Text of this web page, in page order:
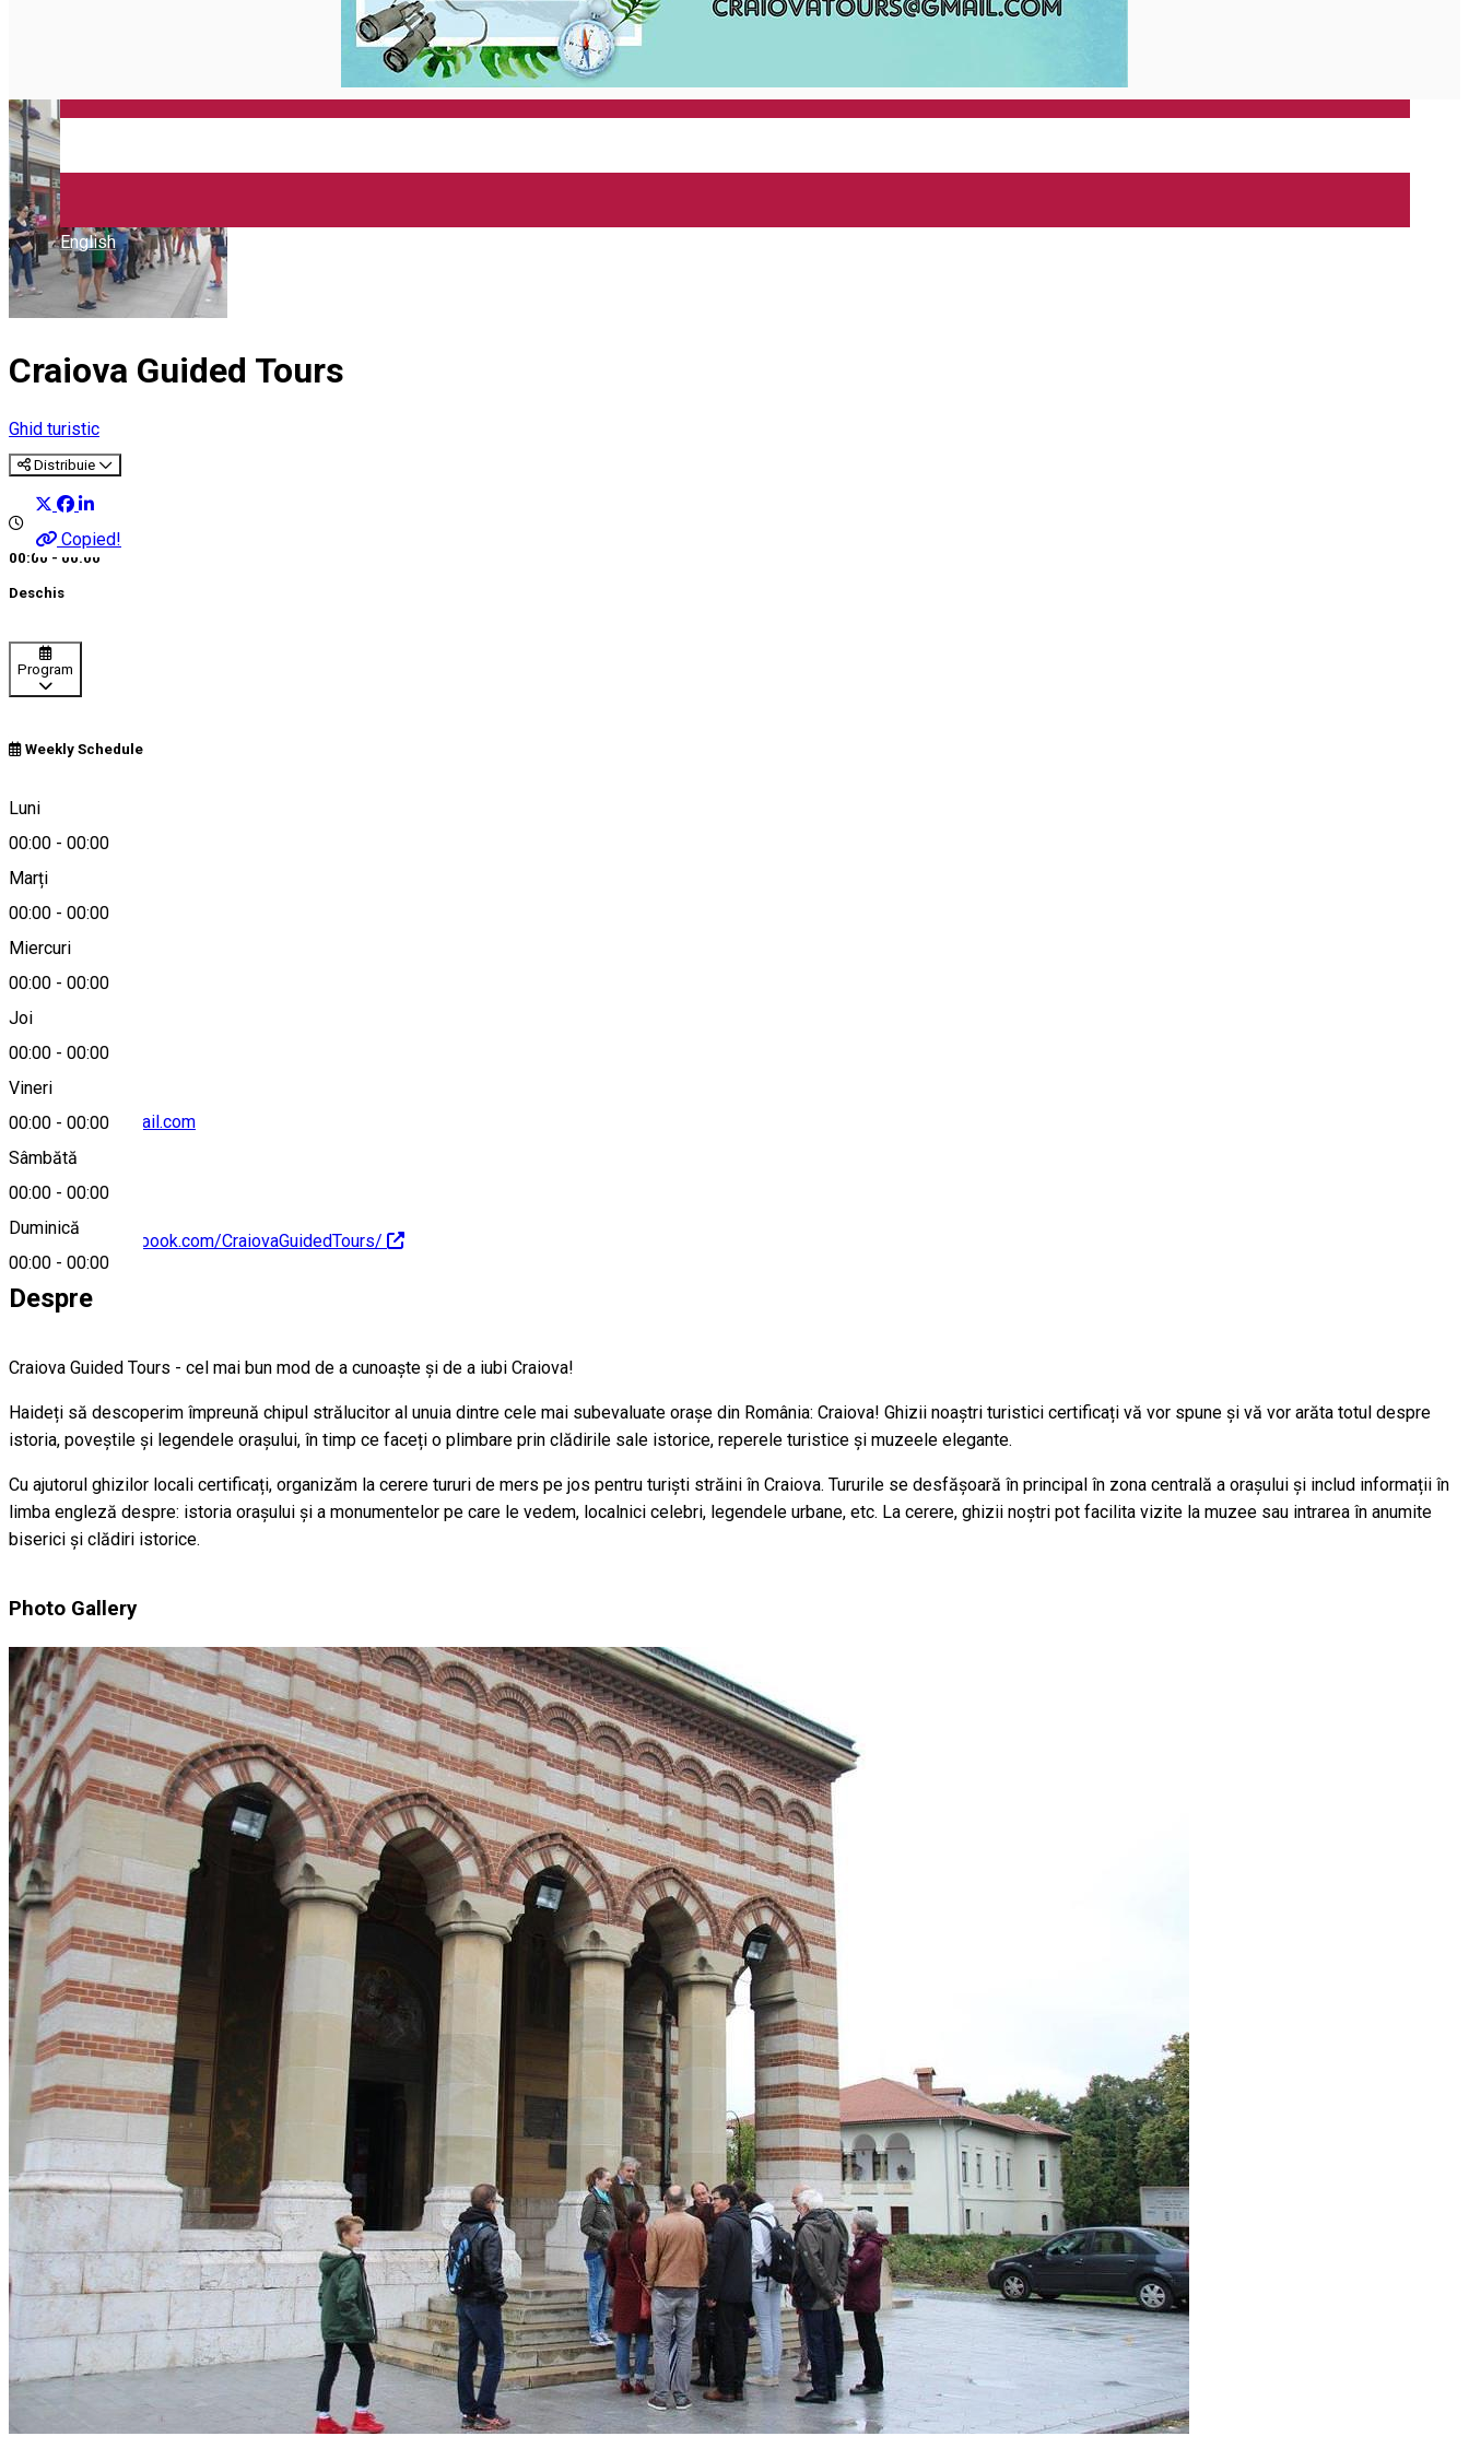
English
Craiova Guided Tours
Ghid turistic
Distribuie
Copied!
00:00 - 00:00
Deschis
Program
Weekly Schedule
Luni
00:00 - 00:00
Marți
00:00 - 00:00
Miercuri
00:00 - 00:00
Joi
00:00 - 00:00
Vineri
00:00 - 00:00
Sâmbătă
00:00 - 00:00
Duminică
00:00 - 00:00
Craiova, Romania
Hartă
craiovatours@gmail.com
https://www.facebook.com/CraiovaGuidedTours/
Despre
Craiova Guided Tours - cel mai bun mod de a cunoaște și de a iubi Craiova!
Haideți să descoperim împreună chipul strălucitor al unuia dintre cele mai subevaluate orașe din România: Craiova! Ghizii noaștri turistici certificați vă vor spune și vă vor arăta totul despre
istoria, poveștile și legendele orașului, în timp ce faceți o plimbare prin clădirile sale istorice, reperele turistice și muzeele elegante.
Cu ajutorul ghizilor locali certificați, organizăm la cerere tururi de mers pe jos pentru turiști străini în Craiova. Tururile se desfășoară în principal în zona centrală a orașului și includ informații în
limba engleză despre: istoria orașului și a monumentelor pe care le vedem, localnici celebri, legendele urbane, etc. La cerere, ghizii noștri pot facilita vizite la muzee sau intrarea în anumite
biserici și clădiri istorice.
Photo Gallery